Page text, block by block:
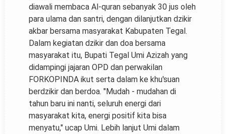
diawali membaca Al-quran sebanyak 30 jus oleh
para ulama dan santri, dengan dilanjutkan dzikir
akbar bersama masyarakat Kabupaten Tegal.
Dalam kegiatan dzikir dan doa bersama
masyarakat itu, Bupati Tegal Umi Azizah yang
didampingi jajaran OPD dan perwakilan
FORKOPINDA ikut serta dalam ke khu'suan
berdzikir dan berdoa. "Mudah - mudahan di
tahun baru ini nanti, seluruh energi dari
masyarakat kita, energi positif kita bisa
menyatu," ucap Umi. Lebih lanjut Umi dalam